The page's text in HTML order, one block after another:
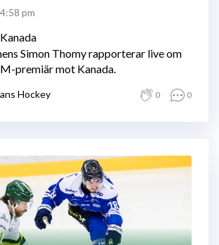
pm
Simon Thomy rapporterar live om
premiär mot Kanada.
Hockey 0 0